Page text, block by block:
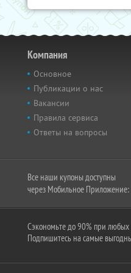
Компания
Основное
Публикации о нас
Вакансии
Правила сервиса
Ответы на вопросы
Все наши купоны доступны
через Мобильное Приложение:
Сэкономьте до 90% при любых
Подпишитесь на самые